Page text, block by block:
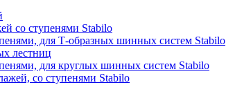
со ступенями Stabilo
для Т-образных шинных систем Stabilo
лестниц
для круглых шинных систем Stabilo
со ступенями Stabilo